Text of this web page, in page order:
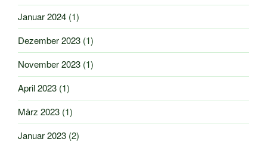
Januar 2024 (1)
Dezember 2023 (1)
November 2023 (1)
April 2023 (1)
März 2023 (1)
Januar 2023 (2)